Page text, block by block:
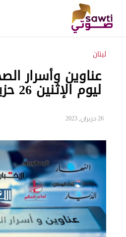
لبنان
عناوين وأسرار
ليوم الإثنين 26 حزيران 2023
26 حزيران, 2023